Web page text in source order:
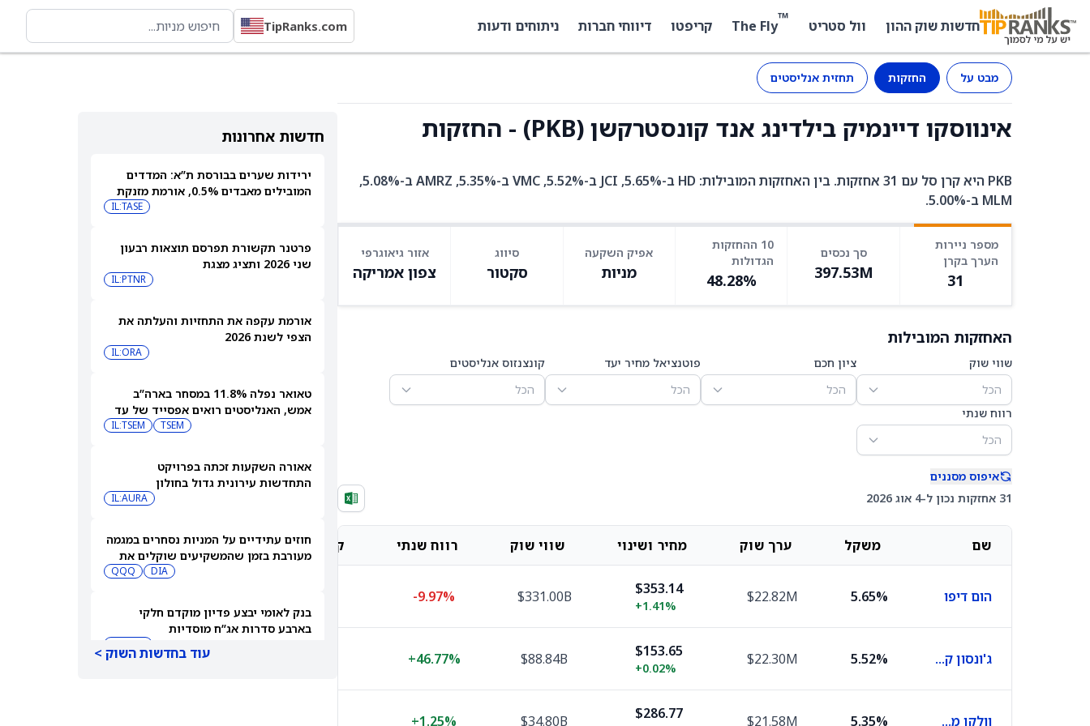
חדשות שוק ההון וול סטריט ™
The Fly קריפטו דיווחי חברות ניתוחים ודעות TipRanks.com
מבט על החזקות תחזית אנליסטים
אינווסקו דיינמיק בילדינג אנד קונסטרקשן (PKB) - החזקות
PKB היא קרן סל עם 31 אחזקות. בין האחזקות המובילות: HD ב-5.65%, JCI ב-5.52%, VMC ב-5.35%, AMRZ ב-5.08%,
MLM ב-5.00%.
מספר ניירות
הערך בקרן
31
סך נכסים
397.53M
10 ההחזקות
הגדולות
48.28%
אפיק השקעה
מניות
סיווג
סקטור
אזור גיאוגרפי
צפון אמריקה
האחזקות המובילות
שווי שוק
הכל
ציון חכם
הכל
פוטנציאל מחיר יעד
הכל
קונצנזוס אנליסטים
הכל
רווח שנתי
הכל
איפוס מסננים
31 אחזקות נכון ל-4 אוג 2026
שם משקל ערך שוק מחיר ושינוי שווי שוק רווח שנתי קונצנזוס אנליסטים מחיר יעד אנליסטים
הום דיפו 5.65%
$22.82M
$353.14
+1.41%
$331.00B
-9.97%
ג'ונסון קונטרולס 5.52%
$22.30M
$153.65
+0.02%
$88.84B
+46.77%
$163.50
וולקן מטיריאלס 5.35%
$21.58M
$286.77
$34.80B
+1.25%
חדשות אחרונות
ירידות שערים בבורסת ת”א: המדדים
המובילים מאבדים 0.5%, אורמת מזנקת
IL:TASE
פרטנר תקשורת תפרסם תוצאות רבעון
שני 2026 ותציג מצגת
IL:PTNR
אורמת עקפה את התחזיות והעלתה את
הצפי לשנת 2026
IL:ORA
טאואר נפלה 11.8% במסחר בארה”ב
אמש, האנליסטים רואים אפסייד של עד
TSEM
IL:TSEM
אאורה השקעות זכתה בפרויקט
התחדשות עירונית גדול בחולון
IL:AURA
חוזים עתידיים על המניות נסחרים במגמה
מעורבת בזמן שהמשקיעים שוקלים את
שיא הסגירה של הדאו ואת השיחות בין
DIA
QQQ
בנק לאומי יבצע פדיון מוקדם חלקי
בארבע סדרות אג”ח מוסדיות
עוד בחדשות השוק >